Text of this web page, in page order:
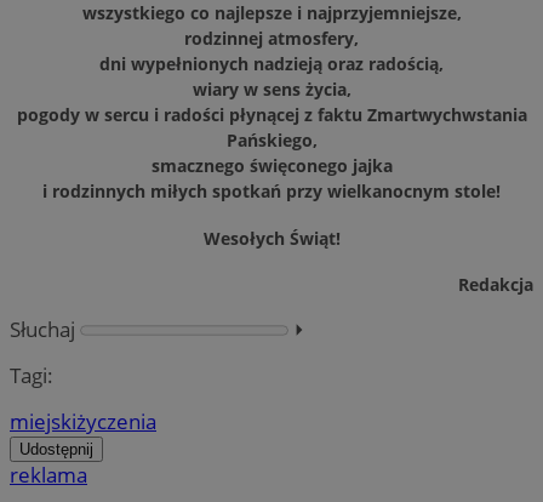
wszystkiego co najlepsze i najprzyjemniejsze,
rodzinnej atmosfery,
dni wypełnionych nadzieją oraz radością,
wiary w sens życia,
pogody w sercu i radości płynącej z faktu Zmartwychwstania
Pańskiego,
smacznego święconego jajka
i rodzinnych miłych spotkań przy wielkanocnym stole!
Wesołych Świąt!
Redakcja
Słuchaj
⏵︎
Tagi:
miejskiżyczenia
Udostępnij
reklama